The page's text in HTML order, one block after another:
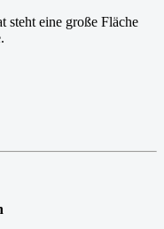
steht eine große Fläche